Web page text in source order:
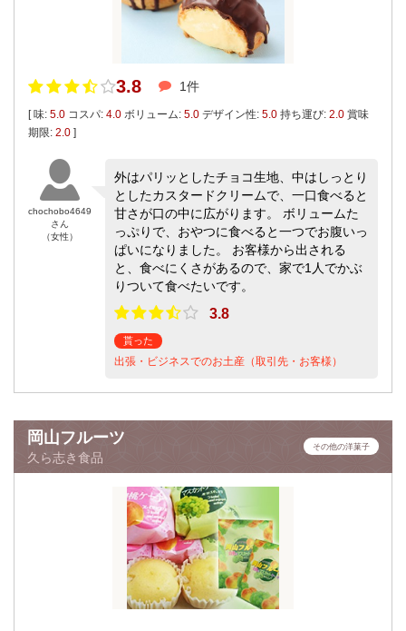
3.8 1件
[ 味: 5.0 コスパ: 4.0 ボリューム: 5.0 デザイン性: 5.0 持ち運び: 2.0 賞味
期限: 2.0 ]
chochobo4649
さん
（女性）
外はパリッとしたチョコ生地、中はしっとり
としたカスタードクリームで、一口食べると
甘さが口の中に広がります。 ボリュームた
っぷりで、おやつに食べると一つでお腹いっ
ぱいになりました。 お客様から出される
と、食べにくさがあるので、家で1人でかぶ
りついて食べたいです。
3.8
貰った
出張・ビジネスでのお土産（取引先・お客様）
岡山フルーツ
久ら志き食品
その他の洋菓子